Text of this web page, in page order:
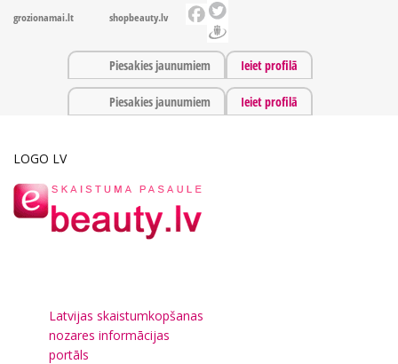
grozionamai.lt shopbeauty.lv
Piesakies jaunumiem Ieiet profilā
Piesakies jaunumiem Ieiet profilā
LOGO LV
Latvijas skaistumkopšanas
nozares informācijas
portāls